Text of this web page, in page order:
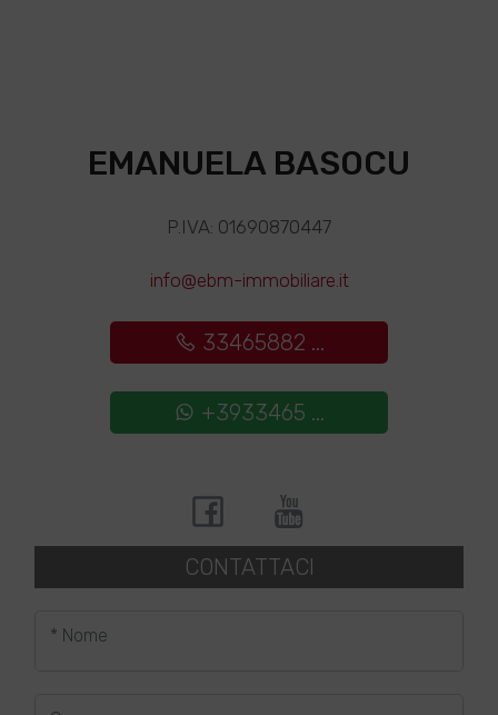
EMANUELA BASOCU
P.IVA: 01690870447
info@ebm-immobiliare.it
33465882 ...
+3933465 ...
CONTATTACI
* Nome